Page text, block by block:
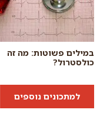
במילים פשוטות: מה זה
כולסטרול?
למתכונים נוספים